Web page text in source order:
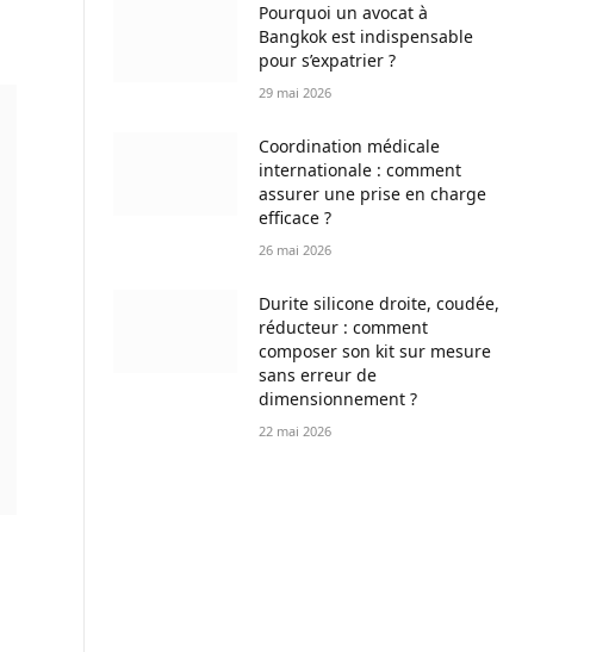
Pourquoi un avocat à
Bangkok est indispensable
pour s’expatrier ?
29 mai 2026
Coordination médicale
internationale : comment
assurer une prise en charge
efficace ?
26 mai 2026
Durite silicone droite, coudée,
réducteur : comment
composer son kit sur mesure
sans erreur de
dimensionnement ?
22 mai 2026